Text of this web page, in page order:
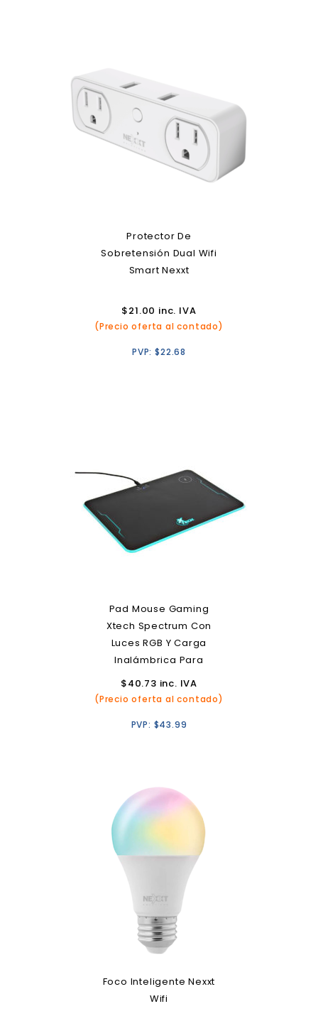
Protector De
Sobretensión Dual Wifi
Smart Nexxt
$21.00 inc. IVA
(Precio oferta al contado)
PVP:$22.68
Pad Mouse Gaming
Xtech Spectrum Con
Luces RGB Y Carga
Inalámbrica Para
Smartphones
$40.73 inc. IVA
(Precio oferta al contado)
PVP: $43.99
Foco Inteligente Nexxt
Wifi